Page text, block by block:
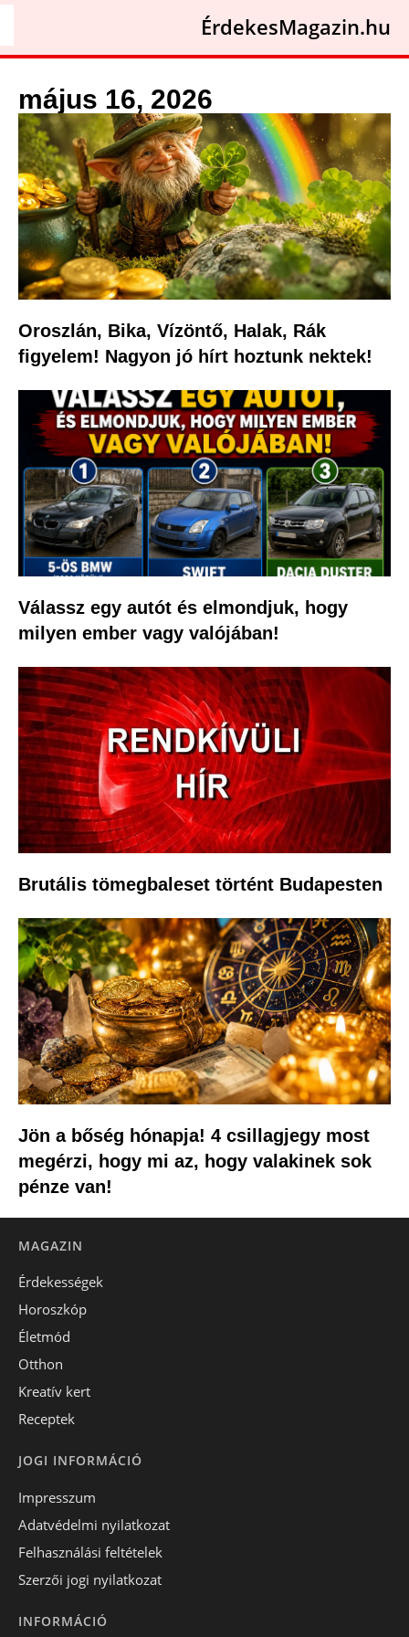
ÉrdekesMagazin.hu
május 16, 2026
Oroszlán, Bika, Vízöntő, Halak, Rák
figyelem! Nagyon jó hírt hoztunk nektek!
Válassz egy autót és elmondjuk, hogy
milyen ember vagy valójában!
Brutális tömegbaleset történt Budapesten
Jön a bőség hónapja! 4 csillagjegy most
megérzi, hogy mi az, hogy valakinek sok
pénze van!
MAGAZIN
Érdekességek
Horoszkóp
Életmód
Otthon
Kreatív kert
Receptek
JOGI INFORMÁCIÓ
Impresszum
Adatvédelmi nyilatkozat
Felhasználási feltételek
Szerzői jogi nyilatkozat
INFORMÁCIÓ